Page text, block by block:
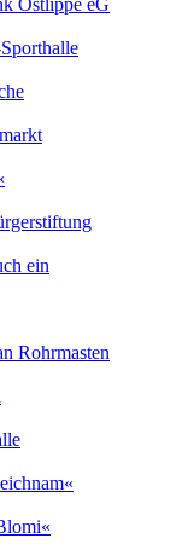
Ostlippe eG
ein
Rohrmasten